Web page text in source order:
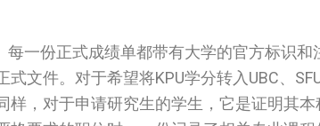
一份正式成绩单都带有大学的官方标识和
文件。对于希望将KPU学分转入UBC、
，对于申请研究生的学生，它是证明其